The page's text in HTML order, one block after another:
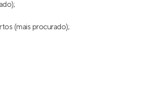
(mais procurado);